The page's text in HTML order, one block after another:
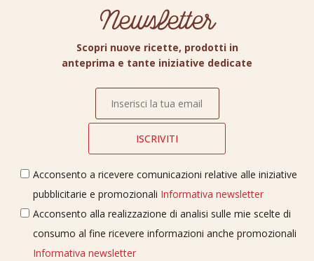
Newsletter
Scopri nuove ricette, prodotti in
anteprima e tante iniziative dedicate
Acconsento a ricevere comunicazioni relative alle iniziative
pubblicitarie e promozionali Informativa newsletter
Acconsento alla realizzazione di analisi sulle mie scelte di
consumo al fine ricevere informazioni anche promozionali
Informativa newsletter